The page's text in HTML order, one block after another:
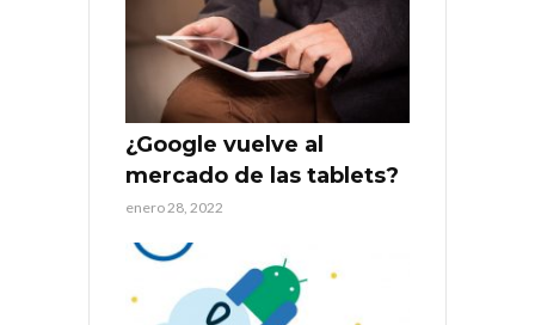
¿Google vuelve al
mercado de las tablets?
enero 28, 2022